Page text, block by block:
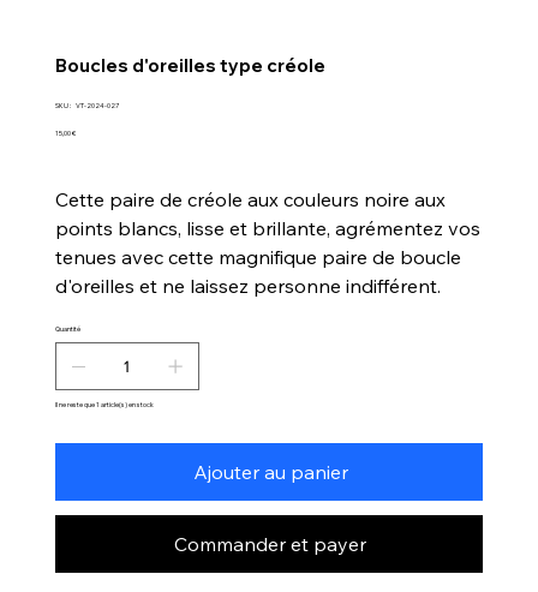
Boucles d'oreilles type créole
SKU : SKU
2024-
VT-2024-027
Prix
15,00 €
Cette paire de créole aux couleurs noire aux
points blancs, lisse et brillante, agrémentez vos
tenues avec cette magnifique paire de boucle
d'oreilles et ne laissez personne indifférent.
Quantité
Il ne reste que 1 article(s) en stock
Ajouter au panier
Commander et payer